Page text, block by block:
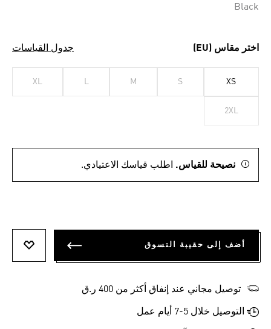
Black
اختر مقاس (EU) جدول القياسات
XS
S
M
L
XL
2XL
نصيحة للقياس. اطلب قياسك الاعتيادي.
أضف إلى حقيبة التسوق
توصيل مجاني عند إنفاق أكثر من 400 ر.ق
التوصيل خلال 5-7 أيام عمل